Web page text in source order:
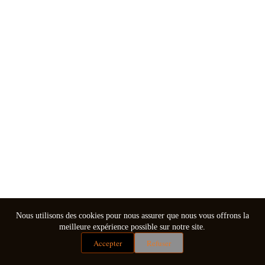
Nous utilisons des cookies pour nous assurer que nous vous offrons la
meilleure expérience possible sur notre site.
Accepter Refuser
Mentions légales
Conditions générales de vente